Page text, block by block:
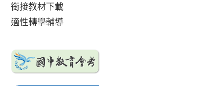
銜接教材下載
適性轉學輔導